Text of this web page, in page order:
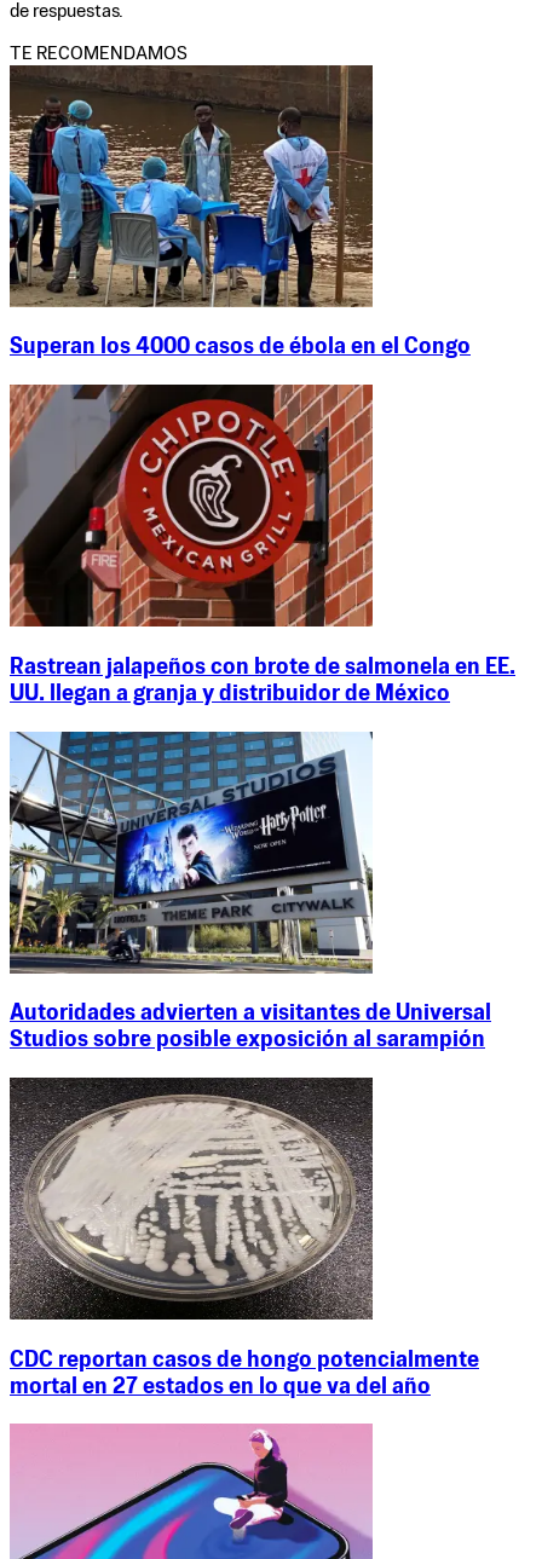
de respuestas.
TE RECOMENDAMOS
Superan los 4000 casos de ébola en el Congo
Rastrean jalapeños con brote de salmonela en EE.
UU. llegan a granja y distribuidor de México
Autoridades advierten a visitantes de Universal
Studios sobre posible exposición al sarampión
CDC reportan casos de hongo potencialmente
mortal en 27 estados en lo que va del año